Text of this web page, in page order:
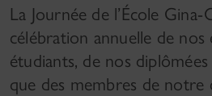
La Journée de l’École
célébration annuelle de nos
étudiants, de nos
que des membres de